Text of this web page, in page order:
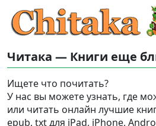
Читака — Книги еще
Ищете что почитать?
У нас вы можете узнать, где
или читать онлайн лучшие
epub, txt для iPad, iPhone,